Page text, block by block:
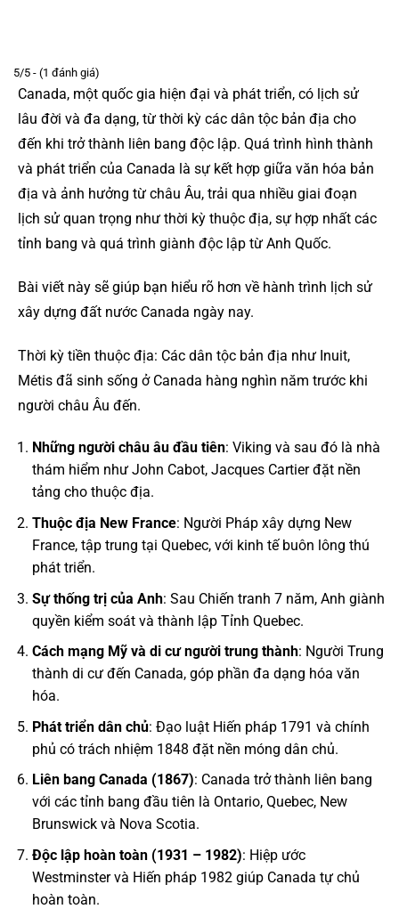
5/5 - (1 đánh giá)
Canada, một quốc gia hiện đại và phát triển, có lịch sử
lâu đời và đa dạng, từ thời kỳ các dân tộc bản địa cho
đến khi trở thành liên bang độc lập. Quá trình hình thành
và phát triển của Canada là sự kết hợp giữa văn hóa bản
địa và ảnh hưởng từ châu Âu, trải qua nhiều giai đoạn
lịch sử quan trọng như thời kỳ thuộc địa, sự hợp nhất các
tỉnh bang và quá trình giành độc lập từ Anh Quốc.
Bài viết này sẽ giúp bạn hiểu rõ hơn về hành trình lịch sử
xây dựng đất nước Canada ngày nay.
Thời kỳ tiền thuộc địa: Các dân tộc bản địa như Inuit,
Métis đã sinh sống ở Canada hàng nghìn năm trước khi
người châu Âu đến.
Những người châu âu đầu tiên: Viking và sau đó là nhà
thám hiểm như John Cabot, Jacques Cartier đặt nền
tảng cho thuộc địa.
Thuộc địa New France: Người Pháp xây dựng New
France, tập trung tại Quebec, với kinh tế buôn lông thú
phát triển.
Sự thống trị của Anh: Sau Chiến tranh 7 năm, Anh giành
quyền kiểm soát và thành lập Tỉnh Quebec.
Cách mạng Mỹ và di cư người trung thành: Người Trung
thành di cư đến Canada, góp phần đa dạng hóa văn
hóa.
Phát triển dân chủ: Đạo luật Hiến pháp 1791 và chính
phủ có trách nhiệm 1848 đặt nền móng dân chủ.
Liên bang Canada (1867): Canada trở thành liên bang
với các tỉnh bang đầu tiên là Ontario, Quebec, New
Brunswick và Nova Scotia.
Độc lập hoàn toàn (1931 – 1982): Hiệp ước
Westminster và Hiến pháp 1982 giúp Canada tự chủ
hoàn toàn.